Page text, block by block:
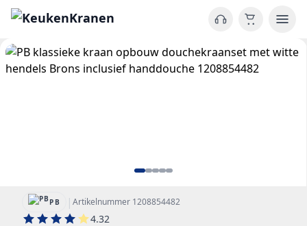
PB | Artikelnummer 1208854482
4.32